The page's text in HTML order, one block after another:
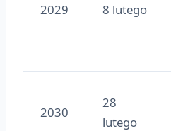
2029 8 lutego
2030
28
lutego